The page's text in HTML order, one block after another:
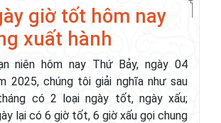
giờ tốt hôm nay
xuất hành
niên hôm nay Thứ Bảy, ngày 04
2025, chúng tôi giải nghĩa như sau
có 2 loại ngày tốt, ngày xấu;
lại có 6 giờ tốt, 6 giờ xấu gọi chung